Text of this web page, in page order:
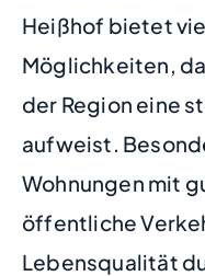
Heißhof bietet
Möglichkeiten,
der Region eine
aufweist.
Wohnungen mit
öffentliche
Lebensqualität